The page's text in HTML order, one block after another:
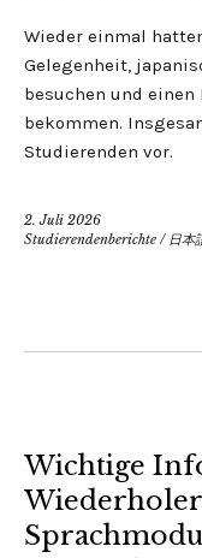
Wieder einmal
Gelegenheit,
besuchen und
bekommen.
Studierenden vor.
2. Juli 2026
Studierendenberichte / 日本
Wichtige